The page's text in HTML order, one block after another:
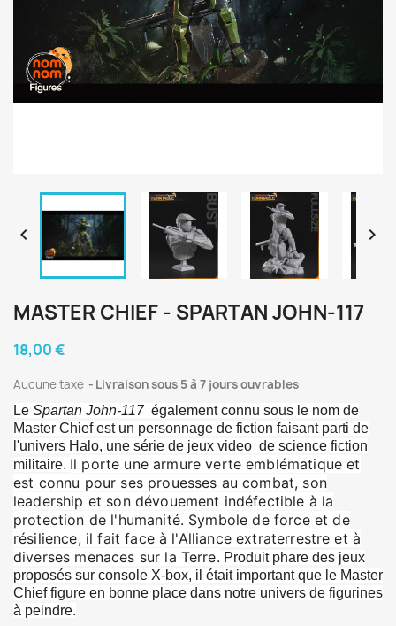
 
MASTER CHIEF - SPARTAN JOHN-117
18,00 €
Aucune taxe Livraison sous 5 à 7 jours ouvrables
Le Spartan John-117 également connu sous le nom de
Master Chief est un personnage de fiction faisant parti de
l'univers Halo, une série de jeux video de science fiction
militaire. Il porte une armure verte emblématique et
est connu pour ses prouesses au combat, son
leadership et son dévouement indéfectible à la
protection de l'humanité. Symbole de force et de
résilience, il fait face à l'Alliance extraterrestre et à
diverses menaces sur la Terre. Produit phare des jeux
proposés sur console X-box, il était important que le Master
Chief figure en bonne place dans notre univers de figurines
à peindre.